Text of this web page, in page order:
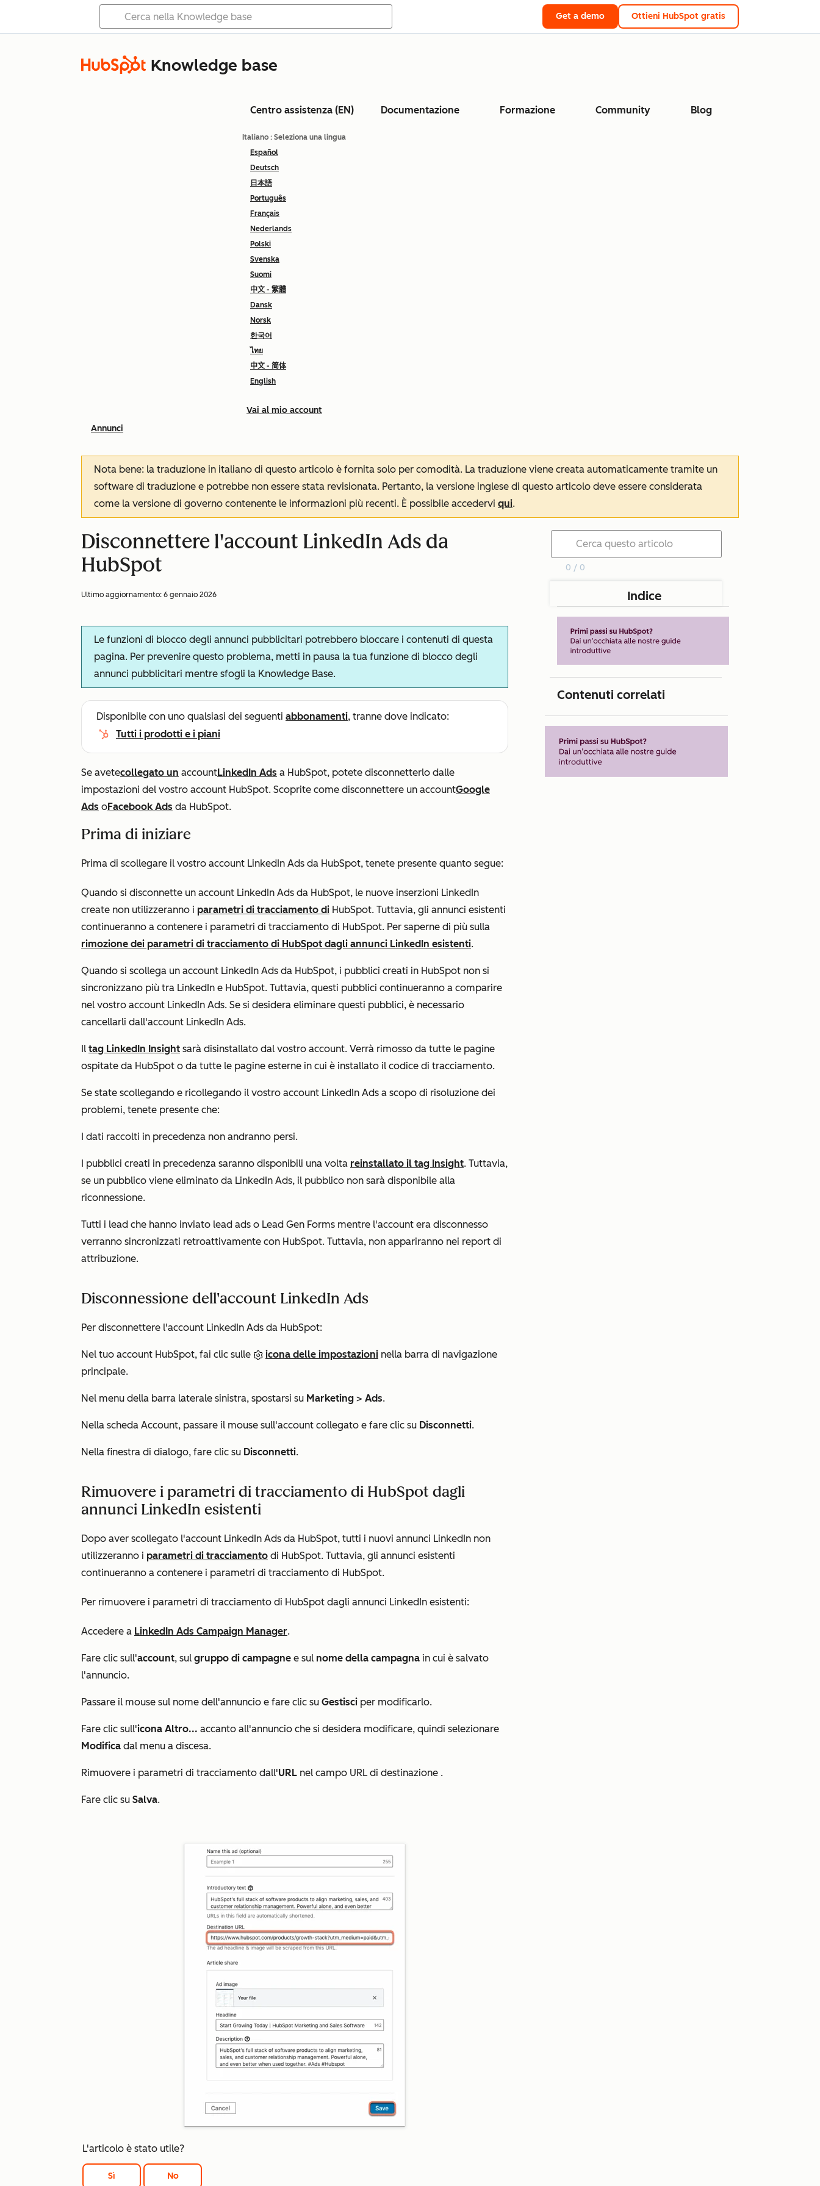
Get a demo Ottieni HubSpot gratis
Knowledge base
Centro assistenza (EN) Documentazione Formazione Community Blog
Italiano : Seleziona una lingua
Español
Deutsch
日本語
Português
Français
Nederlands
Polski
Svenska
Suomi
中文 - 繁體
Dansk
Norsk
한국어
ไทย
中文 - 简体
English
Vai al mio account
Annunci
Nota bene: la traduzione in italiano di questo articolo è fornita solo per comodità. La traduzione viene creata automaticamente tramite un
software di traduzione e potrebbe non essere stata revisionata. Pertanto, la versione inglese di questo articolo deve essere considerata
come la versione di governo contenente le informazioni più recenti. È possibile accedervi qui.
Disconnettere l'account LinkedIn Ads da
HubSpot
Ultimo aggiornamento: 6 gennaio 2026
Le funzioni di blocco degli annunci pubblicitari potrebbero bloccare i contenuti di questa
pagina. Per prevenire questo problema, metti in pausa la tua funzione di blocco degli
annunci pubblicitari mentre sfogli la Knowledge Base.
Disponibile con uno qualsiasi dei seguenti abbonamenti, tranne dove indicato:
Tutti i prodotti e i piani
Se avetecollegato un accountLinkedIn Ads a HubSpot, potete disconnetterlo dalle
impostazioni del vostro account HubSpot. Scoprite come disconnettere un accountGoogle
Ads oFacebook Ads da HubSpot.
Prima di iniziare
Prima di scollegare il vostro account LinkedIn Ads da HubSpot, tenete presente quanto segue:
Quando si disconnette un account LinkedIn Ads da HubSpot, le nuove inserzioni LinkedIn
create non utilizzeranno i parametri di tracciamento di HubSpot. Tuttavia, gli annunci esistenti
continueranno a contenere i parametri di tracciamento di HubSpot. Per saperne di più sulla
rimozione dei parametri di tracciamento di HubSpot dagli annunci LinkedIn esistenti.
Quando si scollega un account LinkedIn Ads da HubSpot, i pubblici creati in HubSpot non si
sincronizzano più tra LinkedIn e HubSpot. Tuttavia, questi pubblici continueranno a comparire
nel vostro account LinkedIn Ads. Se si desidera eliminare questi pubblici, è necessario
cancellarli dall'account LinkedIn Ads.
Il tag LinkedIn Insight sarà disinstallato dal vostro account. Verrà rimosso da tutte le pagine
ospitate da HubSpot o da tutte le pagine esterne in cui è installato il codice di tracciamento.
Se state scollegando e ricollegando il vostro account LinkedIn Ads a scopo di risoluzione dei
problemi, tenete presente che:
I dati raccolti in precedenza non andranno persi.
I pubblici creati in precedenza saranno disponibili una volta reinstallato il tag Insight. Tuttavia,
se un pubblico viene eliminato da LinkedIn Ads, il pubblico non sarà disponibile alla
riconnessione.
Tutti i lead che hanno inviato lead ads o Lead Gen Forms mentre l'account era disconnesso
verranno sincronizzati retroattivamente con HubSpot. Tuttavia, non appariranno nei report di
attribuzione.
Disconnessione dell'account LinkedIn Ads
Per disconnettere l'account LinkedIn Ads da HubSpot:
Nel tuo account HubSpot, fai clic sulle icona delle impostazioni nella barra di navigazione
principale.
Nel menu della barra laterale sinistra, spostarsi su Marketing > Ads.
Nella scheda Account, passare il mouse sull'account collegato e fare clic su Disconnetti.
Nella finestra di dialogo, fare clic su Disconnetti.
Rimuovere i parametri di tracciamento di HubSpot dagli
annunci LinkedIn esistenti
Dopo aver scollegato l'account LinkedIn Ads da HubSpot, tutti i nuovi annunci LinkedIn non
utilizzeranno i parametri di tracciamento di HubSpot. Tuttavia, gli annunci esistenti
continueranno a contenere i parametri di tracciamento di HubSpot.
Per rimuovere i parametri di tracciamento di HubSpot dagli annunci LinkedIn esistenti:
Accedere a LinkedIn Ads Campaign Manager.
Fare clic sull'account, sul gruppo di campagne e sul nome della campagna in cui è salvato
l'annuncio.
Passare il mouse sul nome dell'annuncio e fare clic su Gestisci per modificarlo.
Fare clic sull'icona Altro... accanto all'annuncio che si desidera modificare, quindi selezionare
Modifica dal menu a discesa.
Rimuovere i parametri di tracciamento dall'URL nel campo URL di destinazione .
Fare clic su Salva.
L'articolo è stato utile?
Sì No
0 / 0
Indice
Contenuti correlati